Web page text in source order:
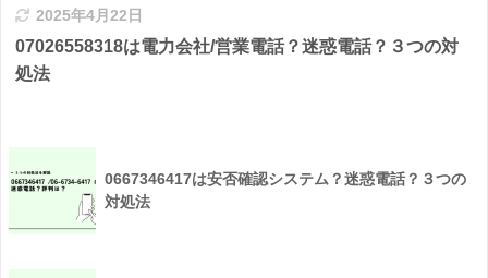
2025年4月22日
07026558318は電力会社/営業電話？迷惑電話？３つの対
処法
0667346417は安否確認システム？迷惑電話？３つの
対処法